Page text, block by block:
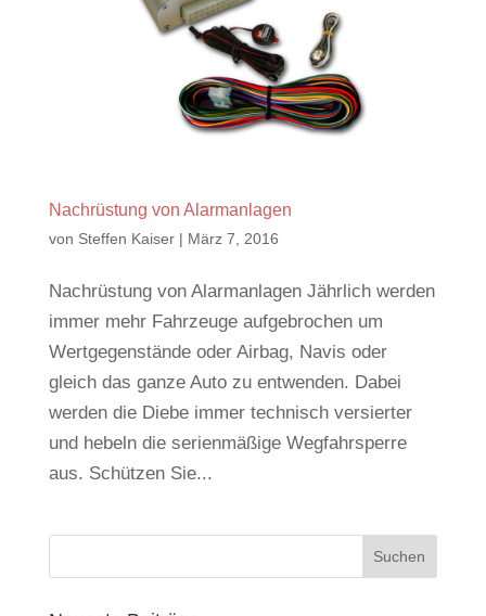
Nachrüstung von Alarmanlagen
von Steffen Kaiser| März 7, 2016
Nachrüstung von Alarmanlagen Jährlich werden
immer mehr Fahrzeuge aufgebrochen um
Wertgegenstände oder Airbag, Navis oder
gleich das ganze Auto zu entwenden. Dabei
werden die Diebe immer technisch versierter
und hebeln die serienmäßige Wegfahrsperre
aus. Schützen Sie...